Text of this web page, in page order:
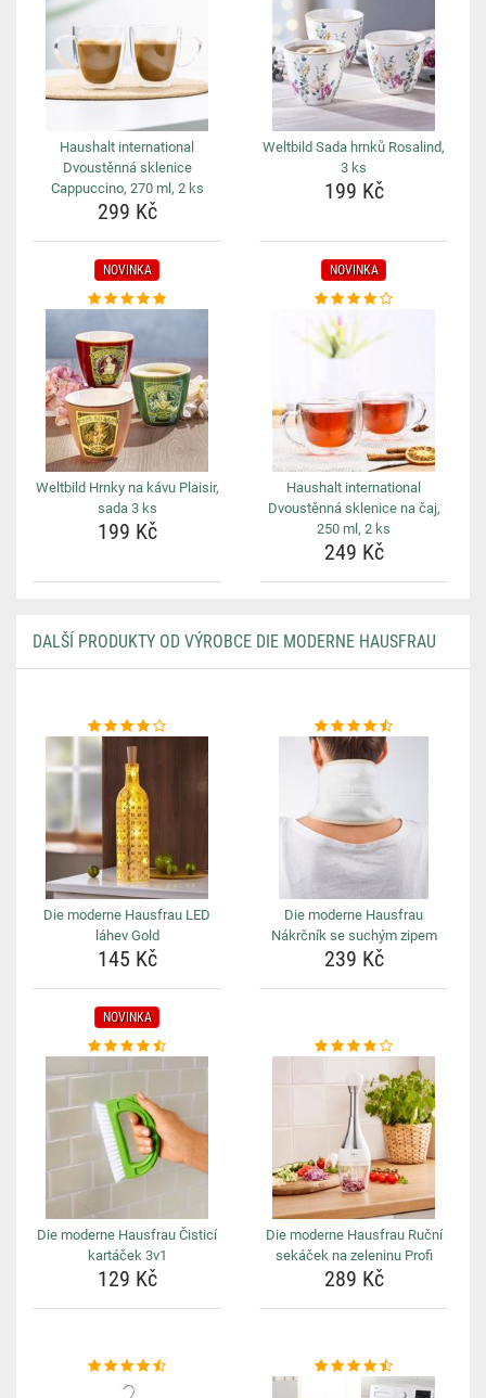
Haushalt international
Dvoustěnná sklenice
Cappuccino, 270 ml, 2 ks
299 Kč
Weltbild Sada hrnků Rosalind,
3 ks
199 Kč
NOVINKA
Weltbild Hrnky na kávu Plaisir,
sada 3 ks
199 Kč
NOVINKA
Haushalt international
Dvoustěnná sklenice na čaj,
250 ml, 2 ks
249 Kč
DALŠÍ PRODUKTY OD VÝROBCE DIE MODERNE HAUSFRAU
Die moderne Hausfrau LED
láhev Gold
145 Kč
Die moderne Hausfrau
Nákrčník se suchým zipem
239 Kč
NOVINKA
Die moderne Hausfrau Čisticí
kartáček 3v1
129 Kč
Die moderne Hausfrau Ruční
sekáček na zeleninu Profi
289 Kč